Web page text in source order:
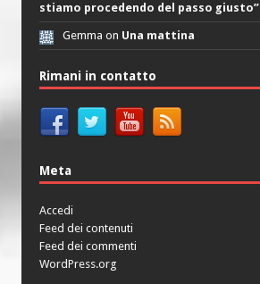
stiamo procedendo del passo giusto”
Gemma on Una mattina
Rimani in contatto
Meta
Accedi
Feed dei contenuti
Feed dei commenti
WordPress.org